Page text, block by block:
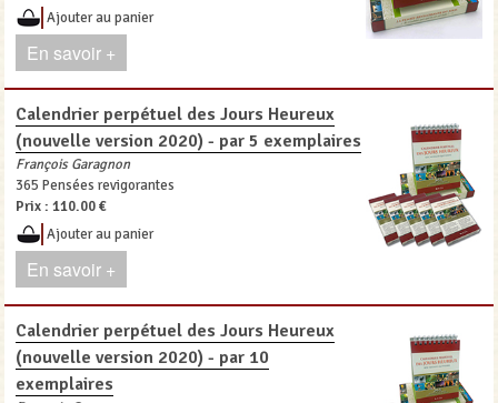
Ajouter au panier
En savoir +
Calendrier perpétuel des Jours Heureux
(nouvelle version 2020) - par 5 exemplaires
François Garagnon
365 Pensées revigorantes
Prix :110.00 €
Ajouter au panier
En savoir +
Calendrier perpétuel des Jours Heureux
(nouvelle version 2020) - par 10
exemplaires